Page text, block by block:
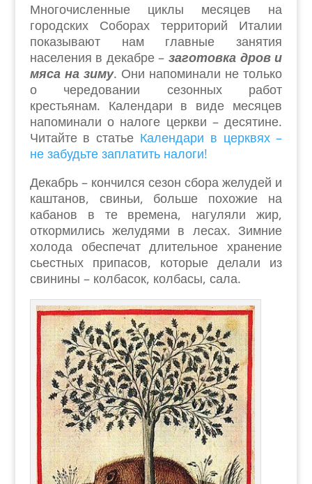
Многочисленные циклы месяцев на
городских Соборах территорий Италии
показывают нам главные занятия
населения в декабре –заготовка дров и
мяса на зиму. Они напоминали не только
о чередовании сезонных работ
крестьянам. Календари в виде месяцев
напоминали о налоге церкви – десятине.
Читайте в статье Календари в церквях –
не забудьте заплатить налоги!
Декабрь – кончился сезон сбора желудей и
каштанов, свиньи, больше похожие на
кабанов в те времена, нагуляли жир,
откормились желудями в лесах. Зимние
холода обеспечат длительное хранение
сьестных припасов, которые делали из
свинины – колбасок, колбасы, сала.